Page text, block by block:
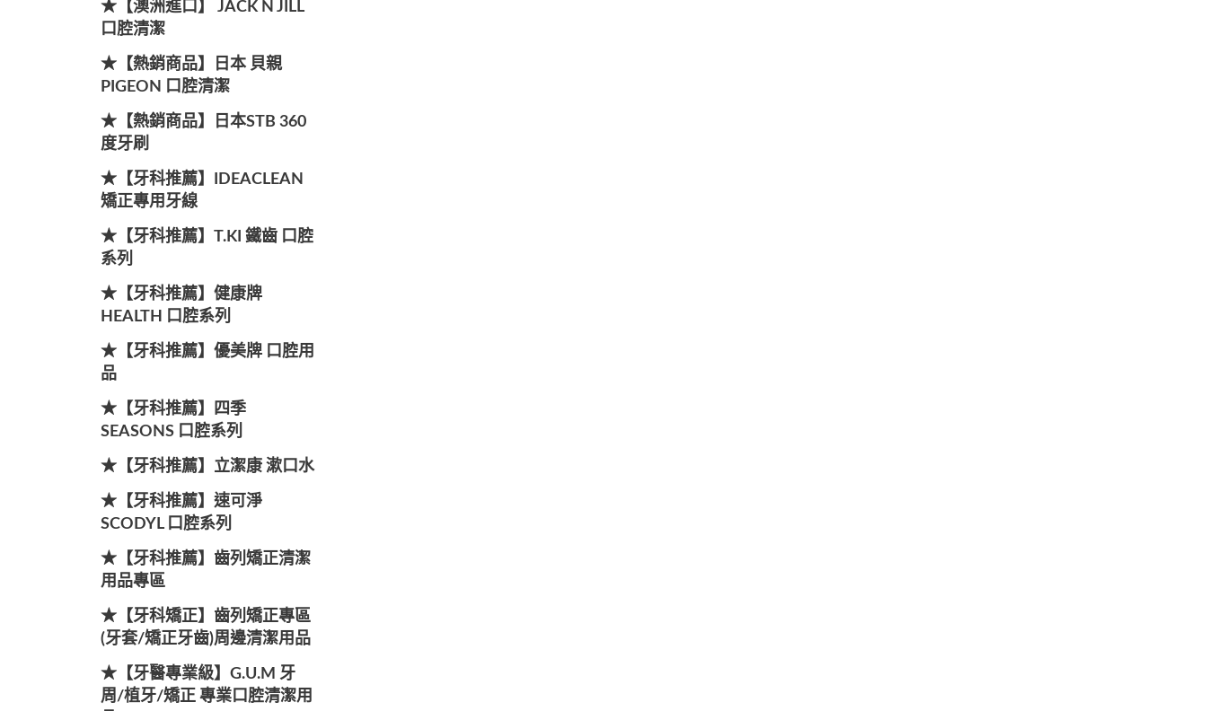
★【澳洲進口】 JACK N JILL
口腔清潔
★【熱銷商品】日本 貝親
PIGEON 口腔清潔
★【熱銷商品】日本STB 360
度牙刷
★【牙科推薦】IDEACLEAN
矯正專用牙線
★【牙科推薦】T.KI 鐵齒 口腔
系列
★【牙科推薦】健康牌
HEALTH 口腔系列
★【牙科推薦】優美牌 口腔用
品
★【牙科推薦】四季
SEASONS 口腔系列
★【牙科推薦】立潔康 漱口水
★【牙科推薦】速可淨
SCODYL 口腔系列
★【牙科推薦】齒列矯正清潔
用品專區
★【牙科矯正】齒列矯正專區
(牙套/矯正牙齒)周邊清潔用品
★【牙醫專業級】G.U.M 牙
周/植牙/矯正 專業口腔清潔用